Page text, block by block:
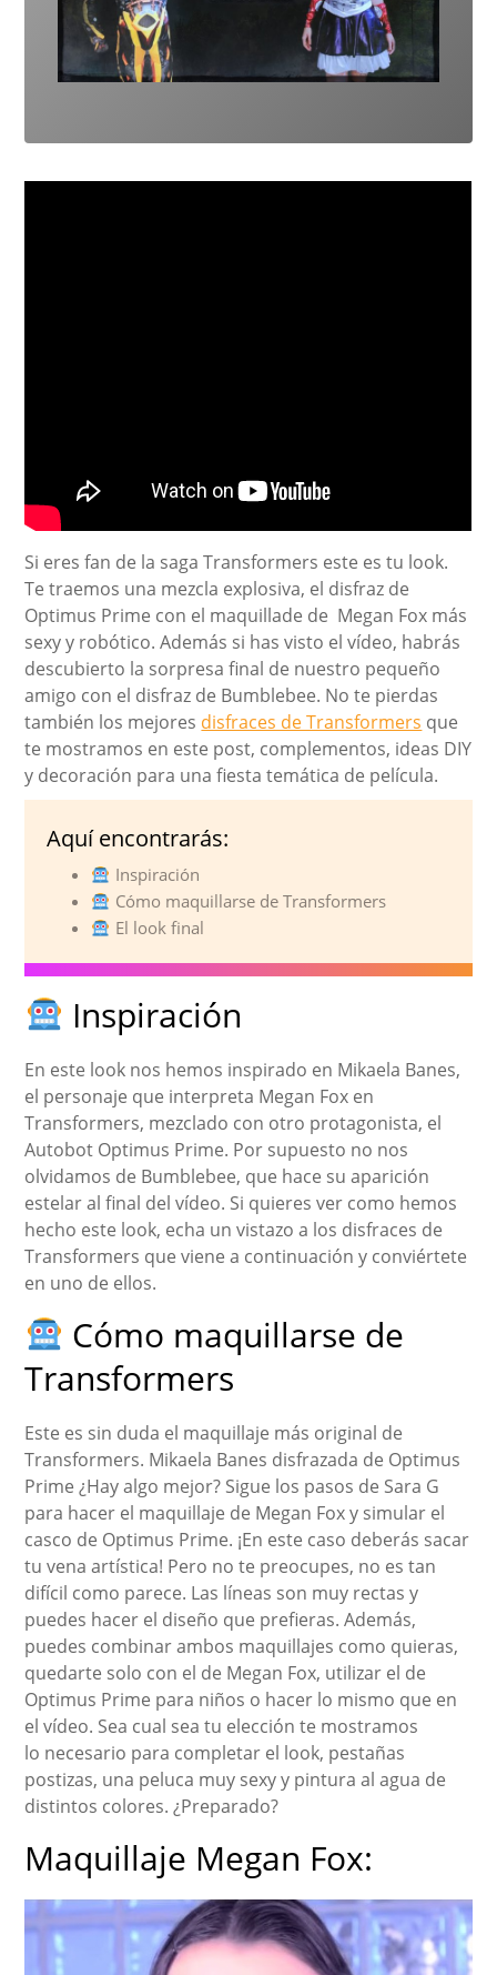
Si eres fan de la saga Transformers este es tu look.
Te traemos una mezcla explosiva, el disfraz de
Optimus Prime con el maquillade de Megan Fox más
sexy y robótico. Además si has visto el vídeo, habrás
descubierto la sorpresa final de nuestro pequeño
amigo con el disfraz de Bumblebee. No te pierdas
también los mejores disfraces de Transformers que
te mostramos en este post, complementos, ideas DIY
y decoración para una fiesta temática de película.
Aquí encontrarás:
Inspiración
Cómo maquillarse de Transformers
El look final
Inspiración
En este look nos hemos inspirado en Mikaela Banes,
el personaje que interpreta Megan Fox en
Transformers, mezclado con otro protagonista, el
Autobot Optimus Prime. Por supuesto no nos
olvidamos de Bumblebee, que hace su aparición
estelar al final del vídeo. Si quieres ver como hemos
hecho este look, echa un vistazo a los disfraces de
Transformers que viene a continuación y conviértete
en uno de ellos.
Cómo maquillarse de
Transformers
Este es sin duda el maquillaje más original de
Transformers. Mikaela Banes disfrazada de Optimus
Prime ¿Hay algo mejor? Sigue los pasos de Sara G
para hacer el maquillaje de Megan Fox y simular el
casco de Optimus Prime. ¡En este caso deberás sacar
tu vena artística! Pero no te preocupes, no es tan
difícil como parece. Las líneas son muy rectas y
puedes hacer el diseño que prefieras. Además,
puedes combinar ambos maquillajes como quieras,
quedarte solo con el de Megan Fox, utilizar el de
Optimus Prime para niños o hacer lo mismo que en
el vídeo. Sea cual sea tu elección te mostramos
lo necesario para completar el look, pestañas
postizas, una peluca muy sexy y pintura al agua de
distintos colores. ¿Preparado?
Maquillaje Megan Fox: